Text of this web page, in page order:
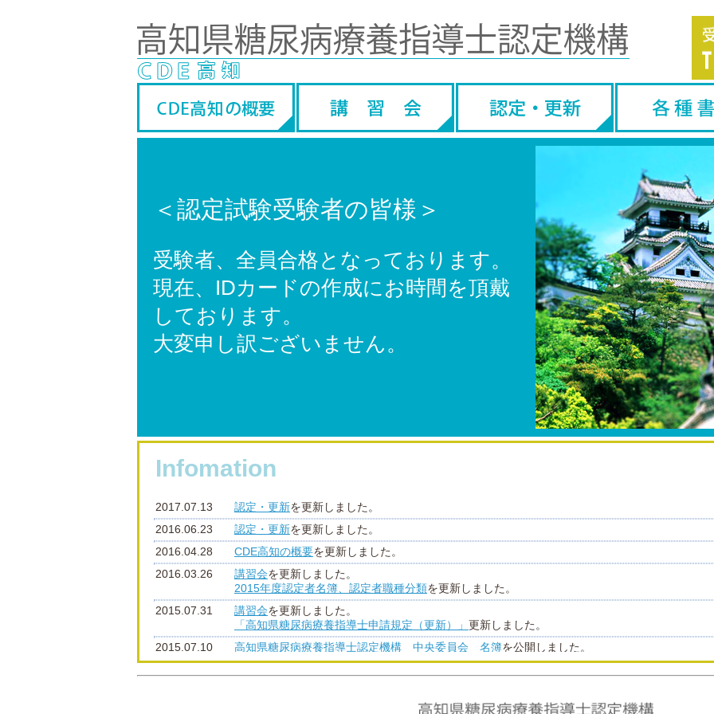
＜認定試験受験者の皆様＞
受験者、全員合格となっております。
現在、IDカードの作成にお時間を頂戴
しております。
大変申し訳ございません。
Infomation